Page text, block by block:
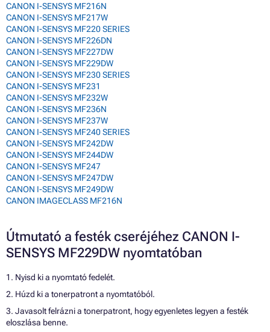
CANON I-SENSYS MF216N
CANON I-SENSYS MF217W
CANON I-SENSYS MF220 SERIES
CANON I-SENSYS MF226DN
CANON I-SENSYS MF227DW
CANON I-SENSYS MF229DW
CANON I-SENSYS MF230 SERIES
CANON I-SENSYS MF231
CANON I-SENSYS MF232W
CANON I-SENSYS MF236N
CANON I-SENSYS MF237W
CANON I-SENSYS MF240 SERIES
CANON I-SENSYS MF242DW
CANON I-SENSYS MF244DW
CANON I-SENSYS MF247
CANON I-SENSYS MF247DW
CANON I-SENSYS MF249DW
CANON IMAGECLASS MF216N
Útmutató a festék cseréjéhez CANON I-
SENSYS MF229DW nyomtatóban
1. Nyisd ki a nyomtató fedelét.
2. Húzd ki a tonerpatront a nyomtatóból.
3. Javasolt felrázni a tonerpatront, hogy egyenletes legyen a festék
eloszlása benne.